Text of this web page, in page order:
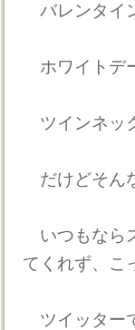
バレンタイ
ホワイトデ
ツインネッ
だけどそん
いつもなら
てくれず、こ
ツイッター